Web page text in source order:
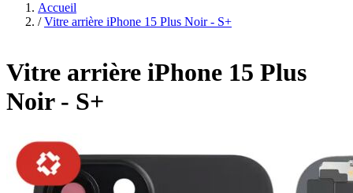
Accueil
/ Vitre arrière iPhone 15 Plus Noir - S+
Vitre arrière iPhone 15 Plus
Noir - S+